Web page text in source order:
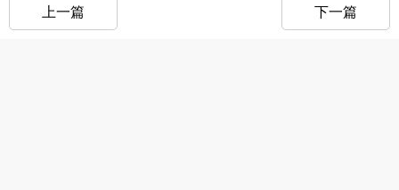
上一篇 下一篇